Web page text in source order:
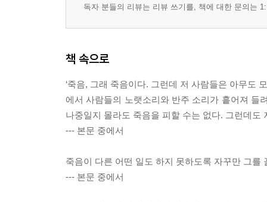
독자 분들의 리뷰는 리뷰 쓰기를, 책에 대한 문의는
책 속으로
‘죽음, 그래 죽음이다. 그런데 저 사람들은 아무도
에서 사람들의 노랫소리와 반주 소리가 흩어져 들
나중일지 몰라도 죽음을 피할 수는 없다. 그런데도
--- 본문 중에서
죽음이 다른 어떤 일도 하지 못하도록 자꾸만 그
--- 본문 중에서